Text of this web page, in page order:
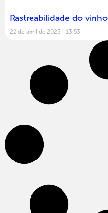
Rastreabilidade do vinho
22 de abril de 2025 13:53